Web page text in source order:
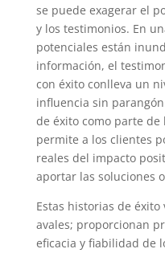
se puede exagerar el
y los testimonios. En
potenciales están
información, el
con éxito conlleva un
influencia sin
de éxito como parte de
permite a los clientes
reales del impacto
aportar las soluciones
Estas historias de
avales; proporcionan
eficacia y fiabilidad de